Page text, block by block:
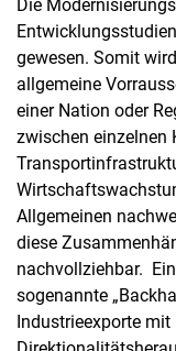
Die
gewesen. Somit
allgemeine
einer Nation oder
zwischen einzelnen
Allgemeinen
diese
nachvollziehbar.
sogenannte
Industrieexporte